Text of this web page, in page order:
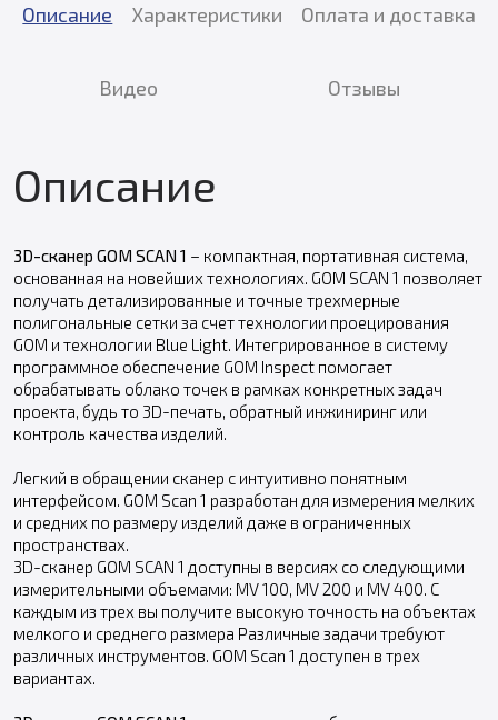
Описание Характеристики Оплата и доставка
Видео Отзывы
Описание
3D-сканер GOM SCAN 1 – компактная, портативная система,
основанная на новейших технологиях. GOM SCAN 1 позволяет
получать детализированные и точные трехмерные
полигональные сетки за счет технологии проецирования
GOM и технологии Blue Light. Интегрированное в систему
программное обеспечение GOM Inspect помогает
обрабатывать облако точек в рамках конкретных задач
проекта, будь то 3D-печать, обратный инжиниринг или
контроль качества изделий.
Легкий в обращении сканер с интуитивно понятным
интерфейсом. GOM Scan 1 разработан для измерения мелких
и средних по размеру изделий даже в ограниченных
пространствах.
3D-сканер GOM SCAN 1 доступны в версиях со следующими
измерительными объемами: MV 100, MV 200 и MV 400. С
каждым из трех вы получите высокую точность на объектах
мелкого и среднего размера Различные задачи требуют
различных инструментов. GOM Scan 1 доступен в трех
вариантах.